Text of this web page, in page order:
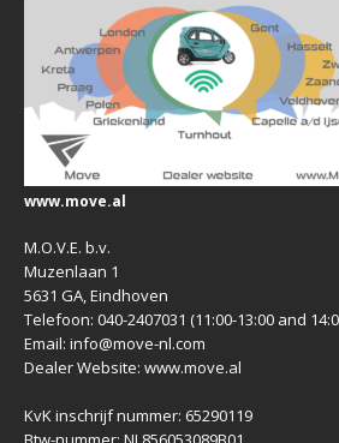
www.move.al
M.O.V.E. b.v.
Muzenlaan 1
5631 GA, Eindhoven
Telefoon: 040-2407031 (11:00-13:00 and
Email: info@move-nl.com
Dealer Website: www.move.al
KvK inschrijf nummer: 65290119